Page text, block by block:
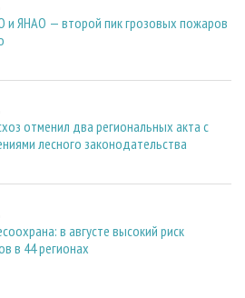
и ЯНАО — второй пик грозовых пожаров
отменил два региональных акта с
лесного законодательства
в августе высокий риск
в 44 регионах